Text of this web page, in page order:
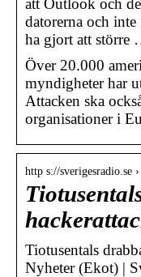
att Outlook och
datorerna och
ha gjort att större
Över 20.000
myndigheter har
Attacken ska
organisationer i
http s://sverigesradio.se
Tiotusentals
Nyheter (Ekot) |